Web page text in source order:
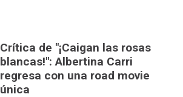
Crítica de "¡Caigan las rosas
blancas!": Albertina Carri
regresa con una road movie
única